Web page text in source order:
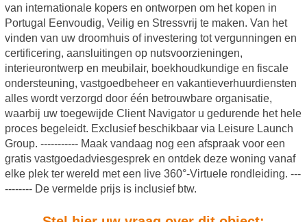
van internationale kopers en ontworpen om het kopen in
Portugal Eenvoudig, Veilig en Stressvrij te maken. Van het
vinden van uw droomhuis of investering tot vergunningen en
certificering, aansluitingen op nutsvoorzieningen,
interieurontwerp en meubilair, boekhoudkundige en fiscale
ondersteuning, vastgoedbeheer en vakantieverhuurdiensten
alles wordt verzorgd door één betrouwbare organisatie,
waarbij uw toegewijde Client Navigator u gedurende het hele
proces begeleidt. Exclusief beschikbaar via Leisure Launch
Group. ----------- Maak vandaag nog een afspraak voor een
gratis vastgoedadviesgesprek en ontdek deze woning vanaf
elke plek ter wereld met een live 360°-Virtuele rondleiding. ---
-------- De vermelde prijs is inclusief btw.